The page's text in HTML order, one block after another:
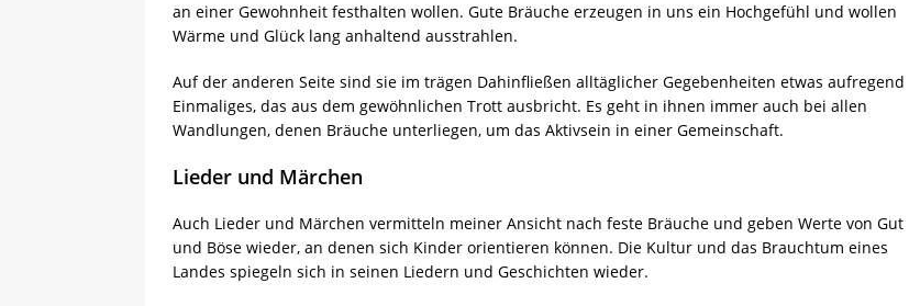
an einer Gewohnheit festhalten wollen. Gute Bräuche erzeugen in uns ein Hochgefühl und wollen
Wärme und Glück lang anhaltend ausstrahlen.
Auf der anderen Seite sind sie im trägen Dahinfließen alltäglicher Gegebenheiten etwas aufregend
Einmaliges, das aus dem gewöhnlichen Trott ausbricht. Es geht in ihnen immer auch bei allen
Wandlungen, denen Bräuche unterliegen, um das Aktivsein in einer Gemeinschaft.
Lieder und Märchen
Auch Lieder und Märchen vermitteln meiner Ansicht nach feste Bräuche und geben Werte von Gut
und Böse wieder, an denen sich Kinder orientieren können. Die Kultur und das Brauchtum eines
Landes spiegeln sich in seinen Liedern und Geschichten wieder.